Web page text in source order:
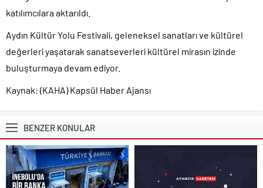
katılımcılara aktarıldı.
Aydın Kültür Yolu Festivali, geleneksel sanatları ve kültürel
değerleri yaşatarak sanatseverleri kültürel mirasın izinde
buluşturmaya devam ediyor.
Kaynak: (KAHA) Kapsül Haber Ajansı
BENZER KONULAR